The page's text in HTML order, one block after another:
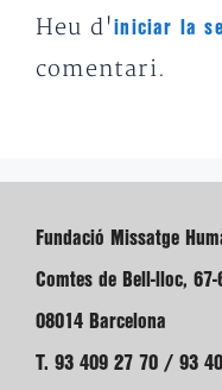
Heu d'iniciar la
comentari.
Fundació Missatge
Comtes de Bell-lloc, 67-
08014 Barcelona
T. 93 409 27 70 / 93